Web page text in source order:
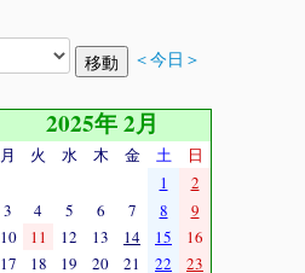
＜今日＞
2025年 2月
月 火 水 木 金 土
日
1
2
3
4 5 6 7 8
9
10
11 12 13 14 15
16
17
18 19 20 21 22 23